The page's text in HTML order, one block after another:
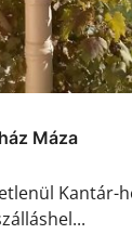
Máza
Kantár-